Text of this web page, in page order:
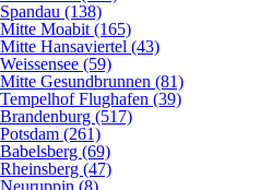
Spandau (138)
Mitte Moabit (165)
Mitte Hansaviertel (43)
Weissensee (59)
Mitte Gesundbrunnen (81)
Tempelhof Flughafen (39)
Brandenburg (517)
Potsdam (261)
Babelsberg (69)
Rheinsberg (47)
Neuruppin (8)